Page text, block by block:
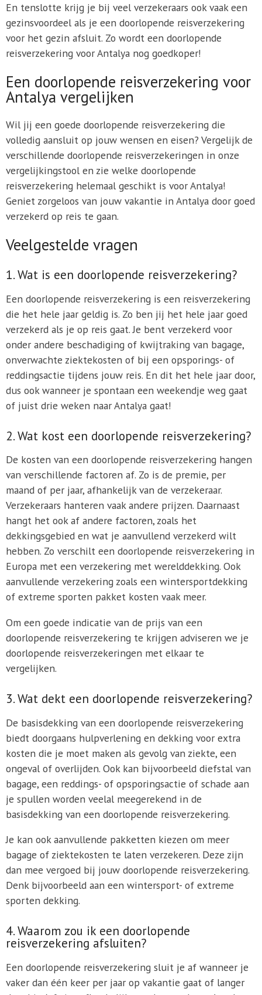
En tenslotte krijg je bij veel verzekeraars ook vaak een
gezinsvoordeel als je een doorlopende reisverzekering
voor het gezin afsluit. Zo wordt een doorlopende
reisverzekering voor Antalya nog goedkoper!
Een doorlopende reisverzekering voor
Antalya vergelijken
Wil jij een goede doorlopende reisverzekering die
volledig aansluit op jouw wensen en eisen? Vergelijk de
verschillende doorlopende reisverzekeringen in onze
vergelijkingstool en zie welke doorlopende
reisverzekering helemaal geschikt is voor Antalya!
Geniet zorgeloos van jouw vakantie in Antalya door goed
verzekerd op reis te gaan.
Veelgestelde vragen
1. Wat is een doorlopende reisverzekering?
Een doorlopende reisverzekering is een reisverzekering
die het hele jaar geldig is. Zo ben jij het hele jaar goed
verzekerd als je op reis gaat. Je bent verzekerd voor
onder andere beschadiging of kwijtraking van bagage,
onverwachte ziektekosten of bij een opsporings- of
reddingsactie tijdens jouw reis. En dit het hele jaar door,
dus ook wanneer je spontaan een weekendje weg gaat
of juist drie weken naar Antalya gaat!
2. Wat kost een doorlopende reisverzekering?
De kosten van een doorlopende reisverzekering hangen
van verschillende factoren af. Zo is de premie, per
maand of per jaar, afhankelijk van de verzekeraar.
Verzekeraars hanteren vaak andere prijzen. Daarnaast
hangt het ook af andere factoren, zoals het
dekkingsgebied en wat je aanvullend verzekerd wilt
hebben. Zo verschilt een doorlopende reisverzekering in
Europa met een verzekering met werelddekking. Ook
aanvullende verzekering zoals een wintersportdekking
of extreme sporten pakket kosten vaak meer.
Om een goede indicatie van de prijs van een
doorlopende reisverzekering te krijgen adviseren we je
doorlopende reisverzekeringen met elkaar te
vergelijken.
3. Wat dekt een doorlopende reisverzekering?
De basisdekking van een doorlopende reisverzekering
biedt doorgaans hulpverlening en dekking voor extra
kosten die je moet maken als gevolg van ziekte, een
ongeval of overlijden. Ook kan bijvoorbeeld diefstal van
bagage, een reddings- of opsporingsactie of schade aan
je spullen worden veelal meegerekend in de
basisdekking van een doorlopende reisverzekering.
Je kan ook aanvullende pakketten kiezen om meer
bagage of ziektekosten te laten verzekeren. Deze zijn
dan mee vergoed bij jouw doorlopende reisverzekering.
Denk bijvoorbeeld aan een wintersport- of extreme
sporten dekking.
4. Waarom zou ik een doorlopende
reisverzekering afsluiten?
Een doorlopende reisverzekering sluit je af wanneer je
vaker dan één keer per jaar op vakantie gaat of langer